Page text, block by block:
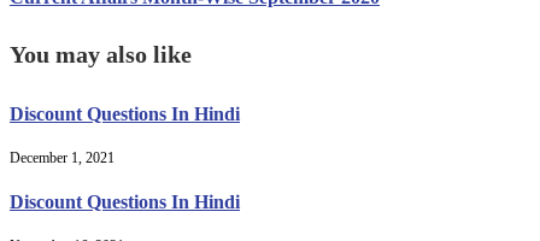
You may also like
Discount Questions In Hindi
December 1, 2021
Discount Questions In Hindi